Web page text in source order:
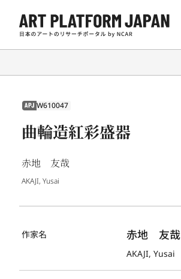
APJ W610047
曲輪造紅彩盛器
赤地 友哉
AKAJI, Yusai
作家名 赤地　友哉
AKAJI, Yusai